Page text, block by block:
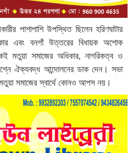
পাশাপাশি উপস্থিত ছিলেন হরিণঘাটার
এবং বনগাঁ উত্তরের বিধায়ক অশোক
মতুয়া সমাজের অধিকার, নাগরিকত্ব ও
ঐক্যবদ্ধ আন্দোলনের ডাক দেন। সভা
মতুয়া সমাজের স্বার্থে কোনও আপস নয়।